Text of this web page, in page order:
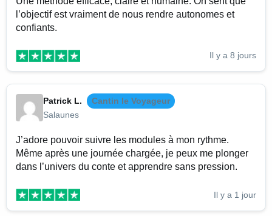
l’objectif est vraiment de nous rendre autonomes et
confiants.
Il y a 8 jours
Patrick L.
Cantin le Voyageur
Salaunes
J’adore pouvoir suivre les modules à mon rythme.
Même après une journée chargée, je peux me plonger
dans l’univers du conte et apprendre sans pression.
Il y a 1 jour